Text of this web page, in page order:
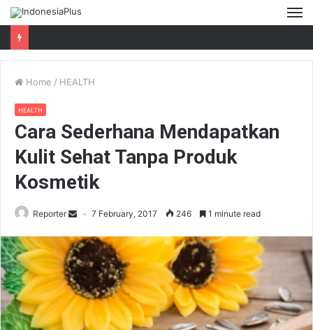
Home / HEALTH
HEALTH
Cara Sederhana Mendapatkan
Kulit Sehat Tanpa Produk
Kosmetik
Reporter 7 February, 2017 246 1 minute read